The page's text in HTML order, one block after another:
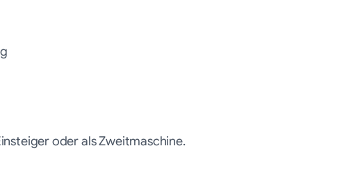
oder als Zweitmaschine.